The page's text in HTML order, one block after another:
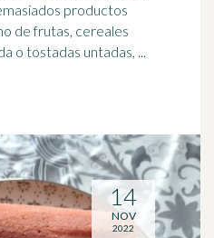
productos
de frutas, cereales
industriales, mermelada o tostadas untadas, ...
14
NOV
2022